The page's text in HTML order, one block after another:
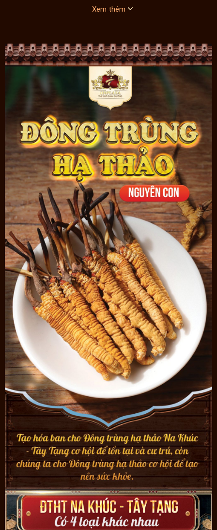
Đông trùng hạ thảo nguyên con đến từ Tây Tạng khi bán ra thị
trường chủ yếu được chế biến ở 2 dạng: sấy khô nguyên con hoặc
dạng tươi. Loại sấy khô được sử dụng phổ biến hơn bởi bảo quản
được lâu hơn, còn đối với đông trùng hạ thảo tươi thì chỉ có trong
thời điểm thu hoạch từ tháng 4 - tháng 9 hàng năm. Giá bán 2 loại
con đông trùng này cũng khác nhau, quý vị có thể xem chi tiết tại
link:https://onplaza.vn/gia-dong-trung-ha-thaođể cập nhật so
sánh giá bán từng loại, từng thời điểm khác nhau.
Thông tin sản phẩmđông trùng Tây Tạng hộp 5g D001
Thành phần: 100% Đông trùng hạ thảo tự nhiên sấy khô
Xuất xứ: Tây Tạng
Hộp gỗ 5g
Hàng nhập khẩu chính hãng kèm hộp có khăn lụa đựng sản phẩm
Onplaza đảm bảo:
Cam kết đền bùGẤP 10 lầnnếu phát hiện đông trùng hạ thảo
giả.
Miễn phí đổi trả/ hoàn tiền trong 07 ngày đầu nếu sản phẩm có
vấn đề về hộp hoặc mẫu mã.
Gọi để mua hàng và được tư vấn: 09. 66.60.61.69
Giao hàng toàn quốc, nhận hàng NẾU HÀI LÒNG mới thanh toán
Hệ thống 3 showroom bán hàng lớn nhất cả nước. Khuyến khích
khách hàng qua trực tiếp xem và test từng con đông trùng.
Xem thêm